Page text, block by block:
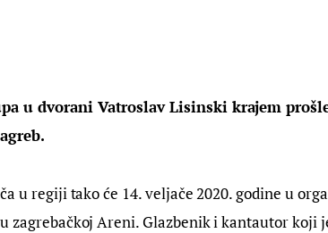
u dvorani Vatroslav Lisinski krajem
u regiji tako će 14. veljače 2020. godine u
Areni. Glazbenik i kantautor koji